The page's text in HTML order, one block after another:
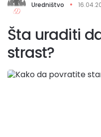
Uredništvo
Šta uraditi
strast?